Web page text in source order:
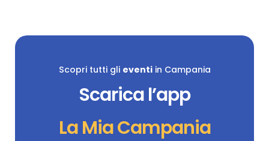
Scopri tutti gli eventiin Campania
Scarica l’app
La Mia Campania